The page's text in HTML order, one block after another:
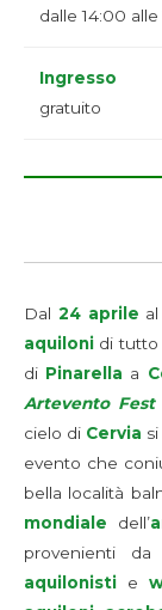
dalle 14:00 alle
Ingresso
gratuito
Dal 24 aprile al
aquiloni di tutto
di Pinarella a
Artevento Fest
cielo di Cervia
evento che
bella località
mondiale dell’
provenienti da
aquilonisti e